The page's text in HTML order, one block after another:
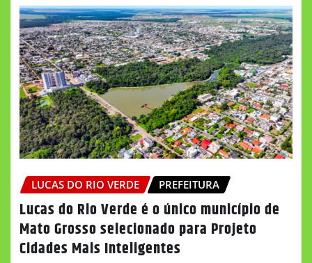
LUCAS DO RIO VERDE PREFEITURA
Lucas do Rio Verde é o único município de
Mato Grosso selecionado para Projeto
Cidades Mais Inteligentes